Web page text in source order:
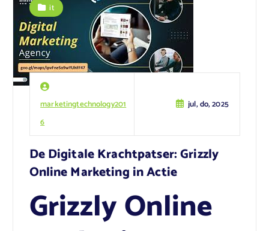
marketingtechnology201
6
jul, do, 2025
it
De Digitale Krachtpatser: Grizzly
Online Marketing in Actie
Grizzly Online